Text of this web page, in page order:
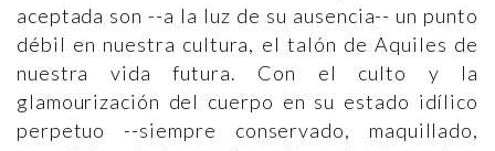
aceptada son --a la luz de su ausencia-- un punto
débil en nuestra cultura, el talón de Aquiles de
nuestra vida futura. Con el culto y la
glamourización del cuerpo en su estado idílico
perpetuo --siempre conservado, maquillado,